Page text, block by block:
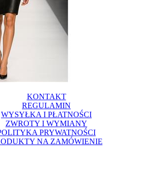
KONTAKT
REGULAMIN
WYSYŁKA I PŁATNOŚCI
ZWROTY I WYMIANY
PRYWATNOŚCI
NA ZAMÓWIENIE